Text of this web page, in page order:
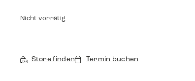
Nicht vorrätig
Store finden Termin buchen